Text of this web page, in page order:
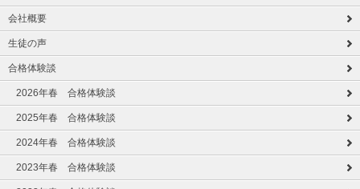
会社概要
生徒の声
合格体験談
2026年春 合格体験談
2025年春 合格体験談
2024年春 合格体験談
2023年春 合格体験談